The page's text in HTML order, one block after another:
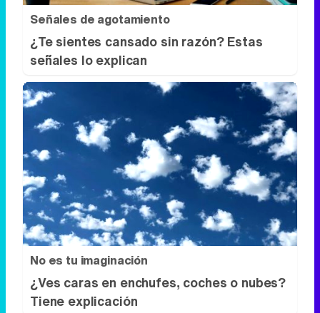
No es tu imaginación
¿Ves caras en enchufes, coches o nubes?
Tiene explicación